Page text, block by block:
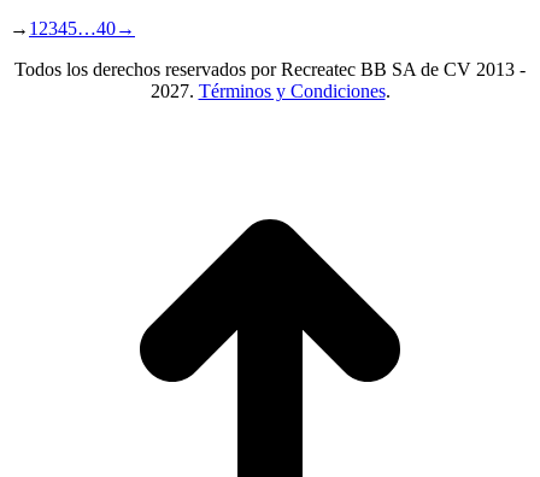
→ 1 2345…40→
Todos los derechos reservados por Recreatec BB SA de CV 2013 -
2027. Términos y Condiciones.